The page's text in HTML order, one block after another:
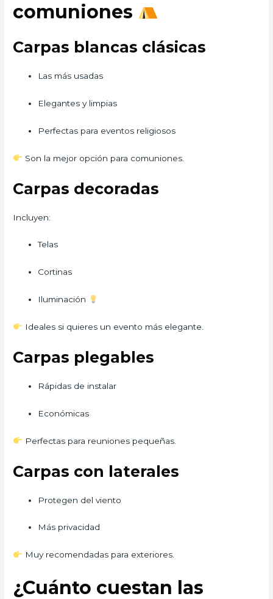
comuniones
Carpas blancas clásicas
Las más usadas
Elegantes y limpias
Perfectas para eventos religiosos
Son la mejor opción para comuniones.
Carpas decoradas
Incluyen:
Telas
Cortinas
Iluminación
Ideales si quieres un evento más elegante.
Carpas plegables
Rápidas de instalar
Económicas
Perfectas para reuniones pequeñas.
Carpas con laterales
Protegen del viento
Más privacidad
Muy recomendadas para exteriores.
¿Cuánto cuestan las